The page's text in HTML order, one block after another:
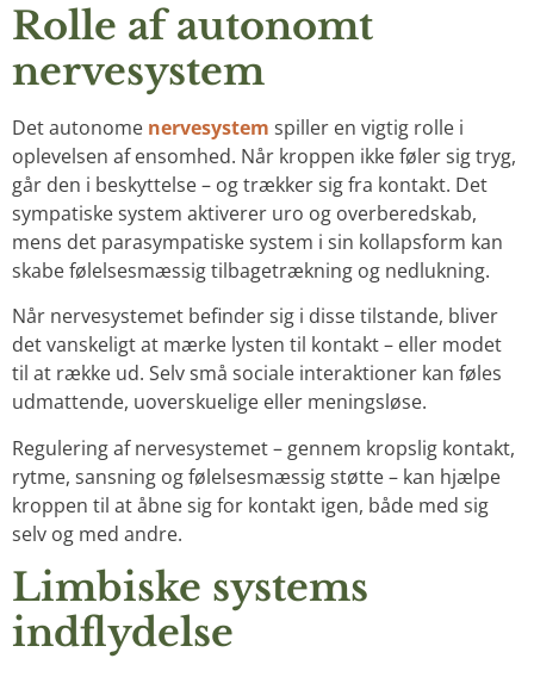
Rolle af autonomt
nervesystem
Det autonome nervesystem spiller en vigtig rolle i
oplevelsen af ensomhed. Når kroppen ikke føler sig tryg,
går den i beskyttelse – og trækker sig fra kontakt. Det
sympatiske system aktiverer uro og overberedskab,
mens det parasympatiske system i sin kollapsform kan
skabe følelsesmæssig tilbagetrækning og nedlukning.
Når nervesystemet befinder sig i disse tilstande, bliver
det vanskeligt at mærke lysten til kontakt – eller modet
til at række ud. Selv små sociale interaktioner kan føles
udmattende, uoverskuelige eller meningsløse.
Regulering af nervesystemet – gennem kropslig kontakt,
rytme, sansning og følelsesmæssig støtte – kan hjælpe
kroppen til at åbne sig for kontakt igen, både med sig
selv og med andre.
Limbiske systems
indflydelse